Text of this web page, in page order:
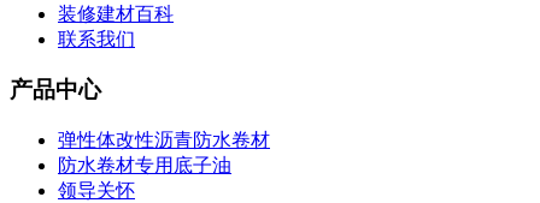
装修建材百科
联系我们
产品中心
弹性体改性沥青防水卷材
防水卷材专用底子油
领导关怀